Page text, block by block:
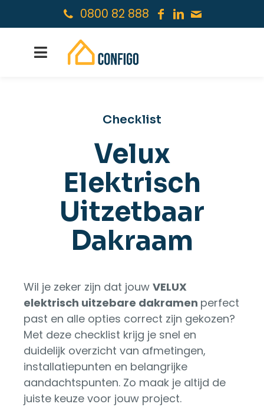
0800 82 888
Checklist
Velux
Elektrisch
Uitzetbaar
Dakraam
Wil je zeker zijn dat jouw VELUX
elektrisch uitzebare dakramen perfect
past en alle opties correct zijn gekozen?
Met deze checklist krijg je snel en
duidelijk overzicht van afmetingen,
installatiepunten en belangrijke
aandachtspunten. Zo maak je altijd de
juiste keuze voor jouw project.